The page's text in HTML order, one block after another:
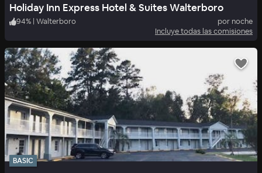
Holiday Inn Express Hotel & Suites Walterboro
94% | Walterboro
por noche
Incluye todas las comisiones
BASIC